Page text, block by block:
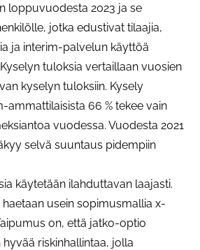
loppuvuodesta 2023 ja se
jotka edustivat tilaajia,
ja interim-palvelun käyttöä
tuloksia vertaillaan vuosien
kyselyn tuloksiin. Kysely
ammattilaisista 66 % tekee vain
vuodessa. Vuodesta 2021
selvä suuntaus pidempiin
käytetään ilahduttavan laajasti.
usein sopimusmallia x-
on, että jatko-optio
hyvää riskinhallintaa, jolla